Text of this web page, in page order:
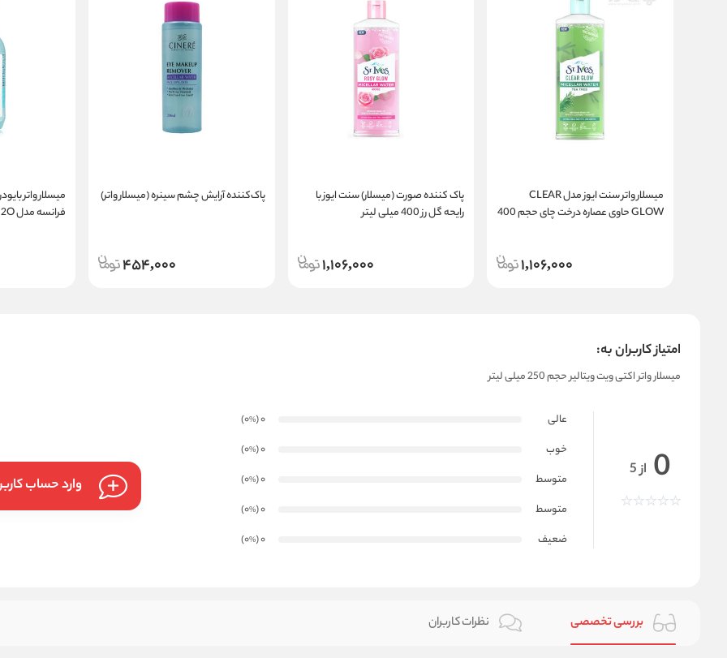
میسلار واتر سنت ایوز مدل CLEAR
GLOW حاوی عصاره درخت چای حجم 400
1,106,000
پاک کننده صورت (میسلار) سنت ایوز با
رایحه گل رز 400 میلی لیتر
1,106,000
پاک‌کننده آرایش چشم سینره (میسلار واتر)
454,000
میسلار واتر
امتیاز کاربران به:
میسلار واتر اکتی ویت ویتالیر حجم 250 میلی لیتر
0 از 5
عالی 0
(0
%
)
خوب
0
(0
%
)
متوسط
0
(0
%
)
متوسط
0
(0
%
)
ضعیف
0
(0
%
)
وارد حساب
بررسی تخصصی نظرات کاربران